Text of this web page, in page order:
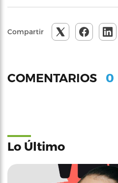
Compartir
COMENTARIOS 0
Lo Último